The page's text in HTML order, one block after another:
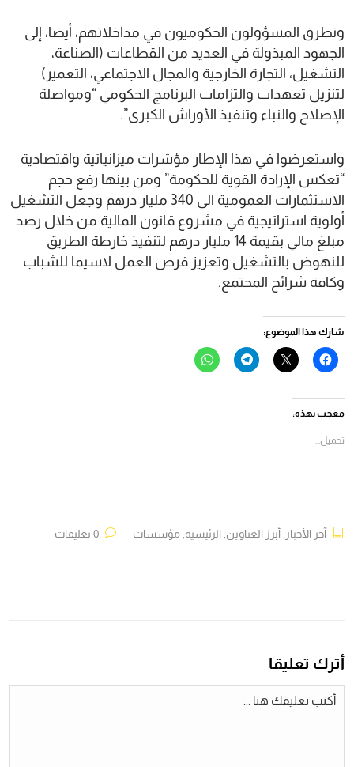
وتطرق المسؤولون الحكوميون في مداخلاتهم، أيضا، إلى
الجهود المبذولة في العديد من القطاعات (الصناعة،
التشغيل، التجارة الخارجية والمجال الاجتماعي، التعمير)
لتنزيل تعهدات والتزامات البرنامج الحكومي “ومواصلة
الإصلاح والنباء وتنفيذ الأوراش الكبرى”.
واستعرضوا في هذا الإطار مؤشرات ميزانياتية واقتصادية
“تعكس الإرادة القوية للحكومة” ومن بينها رفع حجم
الاستثمارات العمومية الى 340 مليار درهم وجعل التشغيل
أولوية استراتيجية في مشروع قانون المالية من خلال رصد
مبلغ مالي بقيمة 14 مليار درهم لتنفيذ خارطة الطريق
للنهوض بالتشغيل وتعزيز فرص العمل لاسيما للشباب
وكافة شرائح المجتمع.
شارك هذا الموضوع:
انقر
للمشاركة
(فتح
في
نافذة
النقر
للمشاركة
انقر
للمشاركة
انقر
للمشاركة
معجب بهذه:
تحميل...
آخر الأخبار أبرز العناوين الرئيسية مؤسسات
أترك تعليقا